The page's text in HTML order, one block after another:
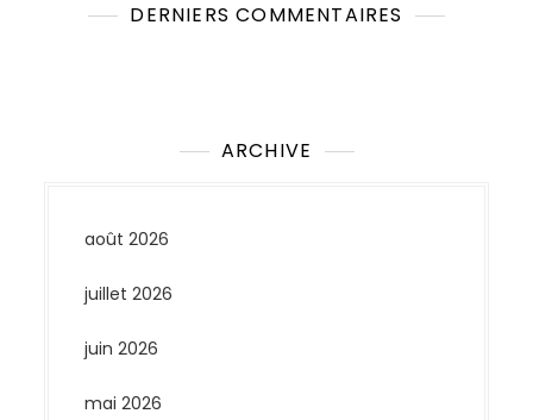
DERNIERS COMMENTAIRES
ARCHIVE
août 2026
juillet 2026
juin 2026
mai 2026